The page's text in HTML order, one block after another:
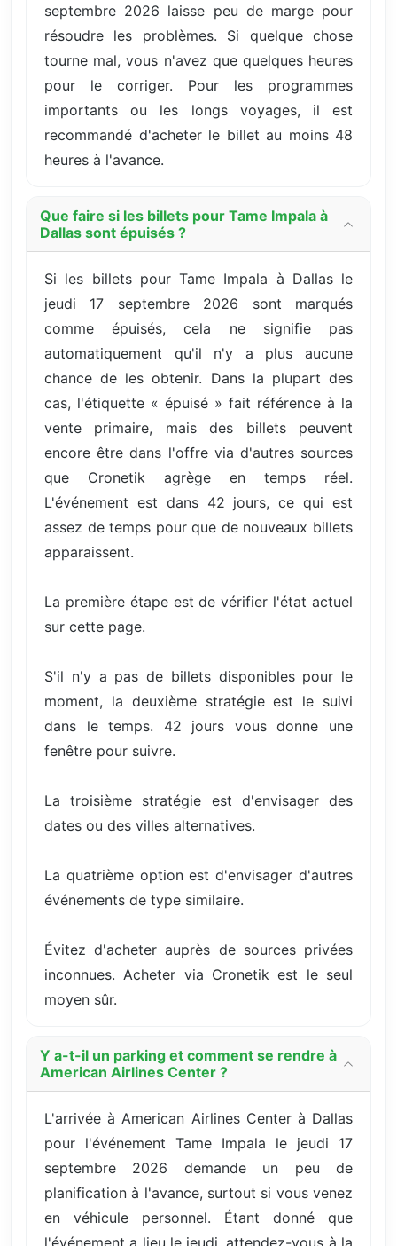
septembre 2026 laisse peu de marge pour
résoudre les problèmes. Si quelque chose
tourne mal, vous n'avez que quelques heures
pour le corriger. Pour les programmes
importants ou les longs voyages, il est
recommandé d'acheter le billet au moins 48
heures à l'avance.
Que faire si les billets pour Tame Impala à
Dallas sont épuisés ?
Si les billets pour Tame Impala à Dallas le
jeudi 17 septembre 2026 sont marqués
comme épuisés, cela ne signifie pas
automatiquement qu'il n'y a plus aucune
chance de les obtenir. Dans la plupart des
cas, l'étiquette « épuisé » fait référence à la
vente primaire, mais des billets peuvent
encore être dans l'offre via d'autres sources
que Cronetik agrège en temps réel.
L'événement est dans 42 jours, ce qui est
assez de temps pour que de nouveaux billets
apparaissent.
La première étape est de vérifier l'état actuel
sur cette page.
S'il n'y a pas de billets disponibles pour le
moment, la deuxième stratégie est le suivi
dans le temps. 42 jours vous donne une
fenêtre pour suivre.
La troisième stratégie est d'envisager des
dates ou des villes alternatives.
La quatrième option est d'envisager d'autres
événements de type similaire.
Évitez d'acheter auprès de sources privées
inconnues. Acheter via Cronetik est le seul
moyen sûr.
Y a-t-il un parking et comment se rendre à
American Airlines Center ?
L'arrivée à American Airlines Center à Dallas
pour l'événement Tame Impala le jeudi 17
septembre 2026 demande un peu de
planification à l'avance, surtout si vous venez
en véhicule personnel. Étant donné que
l'événement a lieu le jeudi, attendez-vous à la